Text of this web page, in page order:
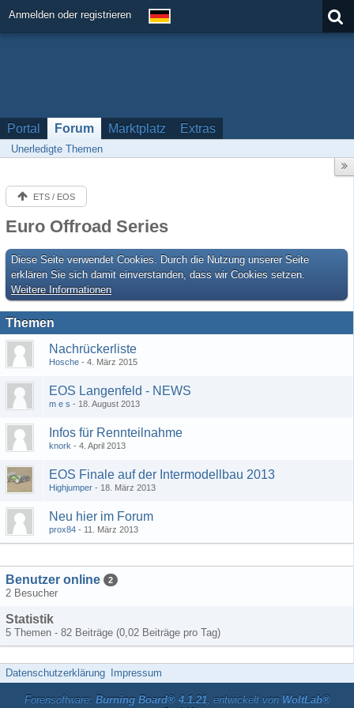
Anmelden oder registrieren
Portal Forum Marktplatz Extras
Unerledigte Themen
ETS / EOS
Euro Offroad Series
Diese Seite verwendet Cookies. Durch die Nutzung unserer Seite
erklären Sie sich damit einverstanden, dass wir Cookies setzen.
Weitere Informationen
Themen
Nachrückerliste
Hosche 4. März 2015
EOS Langenfeld - NEWS
m e s 18. August 2013
Infos für Rennteilnahme
knork 4. April 2013
EOS Finale auf der Intermodellbau 2013
Highjumper 18. März 2013
Neu hier im Forum
prox84 11. März 2013
Benutzer online 2
2 Besucher
Statistik
5 Themen - 82 Beiträge (0,02 Beiträge pro Tag)
Datenschutzerklärung Impressum
Forensoftware: Burning Board® 4.1.21, entwickelt von WoltLab®